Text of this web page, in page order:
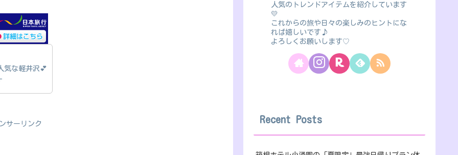
気な軽井沢💕
サーリンク
人気のトレンドアイテムを紹介しています
💛
これからの旅や日々の楽しみのヒントにな
れば嬉しいです♪
よろしくお願いします♡
Recent Posts